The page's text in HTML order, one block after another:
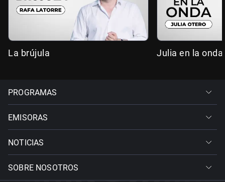
La brújula Julia en la onda
PROGRAMAS
EMISORAS
NOTICIAS
SOBRE NOSOTROS